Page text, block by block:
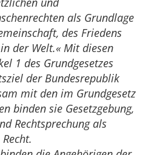
als Grundlage
des Friedens
der Welt.« Mit diesen
1 des Grundgesetzes
der Bundesrepublik
mit den im Grundgesetz
binden sie Gesetzgebung,
Rechtsprechung als